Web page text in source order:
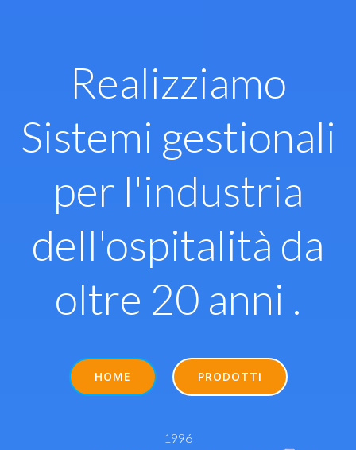
Realizziamo
Sistemi gestionali
per l'industria
dell'ospitalità da
oltre 20 anni .
HOME PRODOTTI
1996